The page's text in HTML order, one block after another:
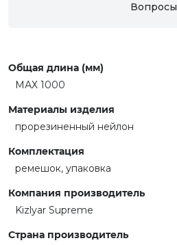
Вопросы
Общая длина (мм)
МАХ 1000
Материалы изделия
прорезиненный нейлон
Комплектация
ремешок, упаковка
Компания производитель
Kizlyar Supreme
Страна производитель